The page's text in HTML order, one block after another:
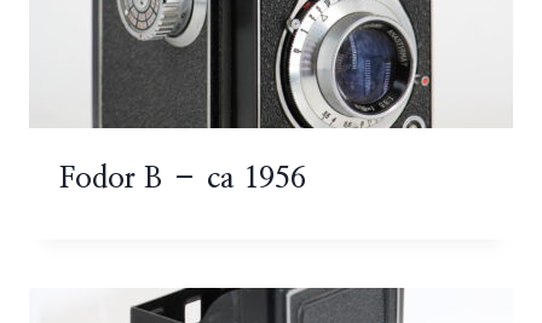
Fodor B – ca 1956